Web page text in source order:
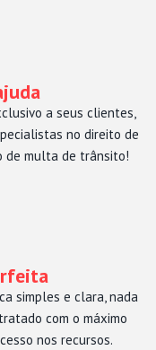
a seus clientes,
no direito de
de multa de trânsito!
simples e clara, nada
com o máximo
nos recursos.